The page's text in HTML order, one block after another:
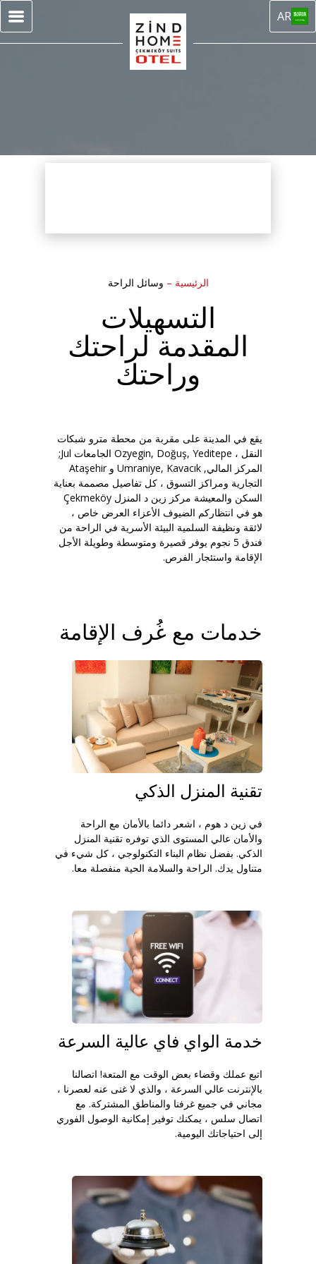
AR
الرئيسية – وسائل الراحة
التسهيلات
المقدمة لراحتك
وراحتك
يقع في المدينة على مقربة من محطة مترو شبكات
النقل ، Ozyegin, Doğuş, Yeditepe الجامعات Jul;
المركز المالي, Umraniye, Kavacık و Ataşehir
التجارية ومراكز التسوق ، كل تفاصيل مصممة بعناية
السكن والمعيشة مركز زين د المنزل Çekmeköy
هو في انتظاركم الضيوف الأعزاء العرض خاص ،
لائقة ونظيفة السلمية البيئة الأسرية في الراحة من
فندق 5 نجوم يوفر قصيرة ومتوسطة وطويلة الأجل
الإقامة واستئجار الفرص.
خدمات مع غُرف الإقامة
تقنية المنزل الذكي
في زين د هوم ، اشعر دائما بالأمان مع الراحة
والأمان عالي المستوى الذي توفره تقنية المنزل
الذكي. بفضل نظام البناء التكنولوجي ، كل شيء في
متناول يدك. الراحة والسلامة الحية منفصلة معا.
خدمة الواي فاي عالية السرعة
اتبع عملك وقضاء بعض الوقت مع المتعة! اتصالنا
بالإنترنت عالي السرعة ، والذي لا غنى عنه لعصرنا ،
مجاني في جميع غرفنا والمناطق المشتركة. مع
اتصال سلس ، يمكنك توفير إمكانية الوصول الفوري
إلى احتياجاتك اليومية.